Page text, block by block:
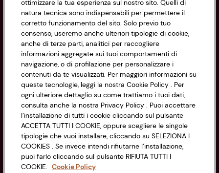
Privacy Policy
Cookie Policy
Impostazioni Cookie
Accessibilità
CONAD SOCIETÀ COOPERATIVA
Via Michelino, 59 | 40127 BOLOGNA
Codice Fiscale e Registro Imprese
di Bologna 00865960157
PARTITA IVA 03320960374
Servizio clienti
ottimizzare la tua esperienza sul nostro sito. Quelli di
natura tecnica sono indispensabili per permettere il
corretto funzionamento del sito. Solo previo tuo
consenso, useremo anche ulteriori tipologie di cookie,
anche di terze parti, analitici per raccogliere
informazioni aggregate sui tuoi comportamenti di
navigazione, o di profilazione per personalizzare i
contenuti da te visualizzati. Per maggiori informazioni su
queste tecnologie, leggi la nostra Cookie Policy . Per
ogni ulteriore dettaglio su come trattiamo i tuoi dati,
consulta anche la nostra Privacy Policy . Puoi accettare
l’installazione di tutti i cookie cliccando sul pulsante
ACCETTA TUTTI I COOKIE, oppure scegliere le singole
tipologie che vuoi installare, cliccando su SELEZIONA I
COOKIES . Se invece intendi rifiutarne l’installazione,
puoi farlo cliccando sul pulsante RIFIUTA TUTTI I
COOKIE. Cookie Policy